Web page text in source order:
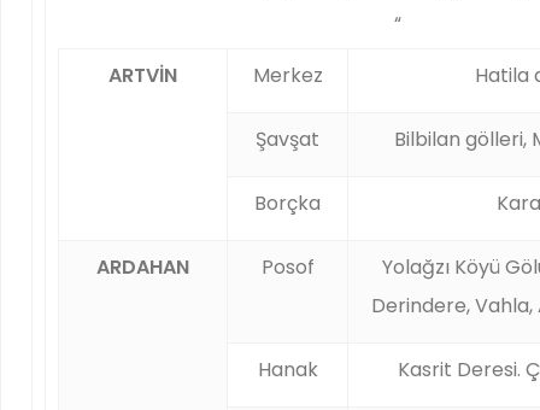
“
ARTVİN
Merkez Hatila
Şavşat Bilbilan gölleri,
Borçka
ARDAHAN Posof
Yolağzı Köyü
Derindere, Vahla,
Hanak Kasrit Deresi.